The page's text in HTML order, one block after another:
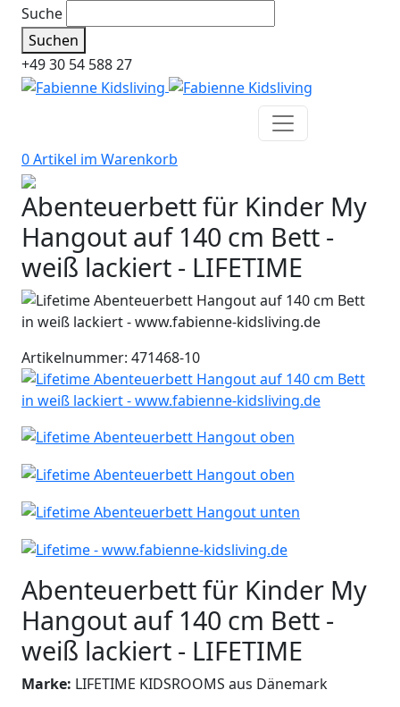
Suche
Suchen
+49 30 54 588 27
0 Artikel im Warenkorb
Abenteuerbett für Kinder My
Hangout auf 140 cm Bett -
weiß lackiert - LIFETIME
Artikelnummer: 471468-10
Abenteuerbett für Kinder My
Hangout auf 140 cm Bett -
weiß lackiert - LIFETIME
Marke: LIFETIME KIDSROOMS aus Dänemark